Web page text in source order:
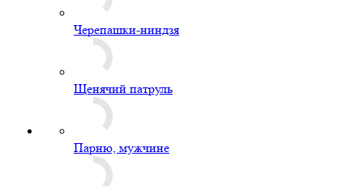
Черепашки-ниндзя
Щенячий патруль
Парню, мужчине